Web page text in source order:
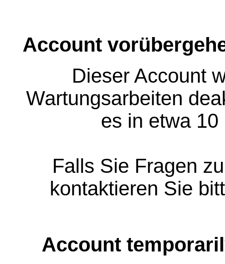
Account
Dieser Account
Wartungsarbeiten
es in etwa
Falls Sie Fragen
kontaktieren Sie
Account